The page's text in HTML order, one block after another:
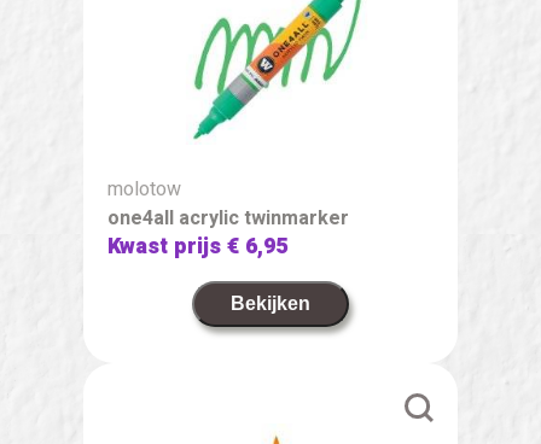
molotow
one4all acrylic twinmarker
Kwast prijs€ 6,95
Bekijken